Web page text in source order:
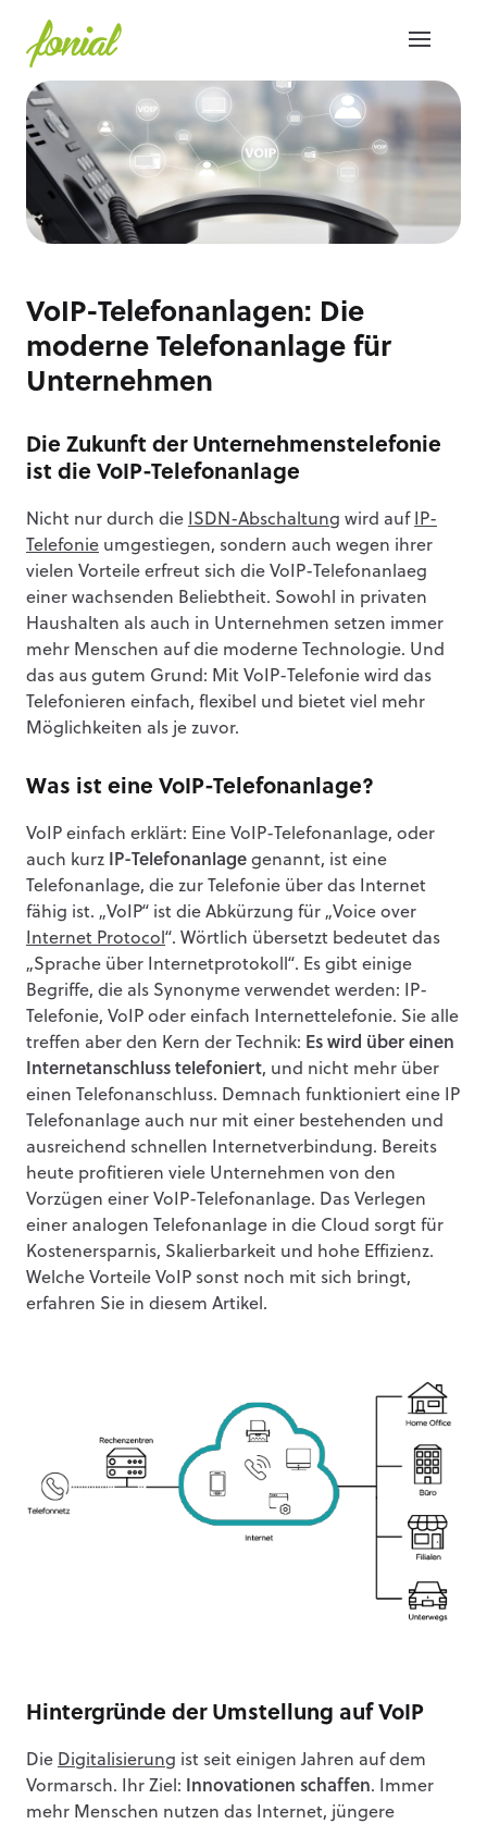
VoIP-Telefonanlagen: Die
moderne Telefonanlage für
Unternehmen
Die Zukunft der Unternehmenstelefonie
ist die VoIP-Telefonanlage
Nicht nur durch die ISDN-Abschaltung wird auf
IP-
Telefonie umgestiegen, sondern auch wegen ihrer
vielen Vorteile erfreut sich die VoIP-Telefonanlaeg
einer wachsenden Beliebtheit. Sowohl in privaten
Haushalten als auch in Unternehmen setzen immer
mehr Menschen auf die moderne Technologie. Und
das aus gutem Grund: Mit VoIP-Telefonie wird das
Telefonieren einfach, flexibel und bietet viel mehr
Möglichkeiten als je zuvor.
Was ist eine VoIP-Telefonanlage?
VoIP einfach erklärt: Eine VoIP-Telefonanlage, oder
auch kurz
IP-Telefonanlage genannt, ist eine
Telefonanlage, die zur Telefonie über das Internet
fähig ist. „VoIP“ ist die Abkürzung für „Voice over
Internet Protocol “. Wörtlich übersetzt bedeutet das
„Sprache über Internetprotokoll“. Es gibt einige
Begriffe, die als Synonyme verwendet werden: IP-
Telefonie, VoIP oder einfach Internettelefonie. Sie alle
treffen aber den Kern der Technik: Es wird über einen
Internetanschluss telefoniert, und nicht mehr über
einen Telefonanschluss. Demnach funktioniert eine IP
Telefonanlage auch nur mit einer bestehenden und
ausreichend schnellen Internetverbindung. Bereits
heute profitieren viele Unternehmen von den
Vorzügen einer VoIP-Telefonanlage. Das Verlegen
einer analogen Telefonanlage in die Cloud sorgt für
Kostenersparnis, Skalierbarkeit und hohe Effizienz.
Welche Vorteile VoIP sonst noch mit sich bringt,
erfahren Sie in diesem Artikel.
Hintergründe der Umstellung auf VoIP
Die Digitalisierung ist seit einigen Jahren auf dem
Vormarsch. Ihr Ziel:
Innovationen schaffen. Immer
mehr Menschen nutzen das Internet, jüngere